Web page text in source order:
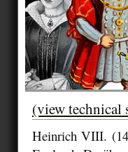
(view technical
Heinrich VIII.